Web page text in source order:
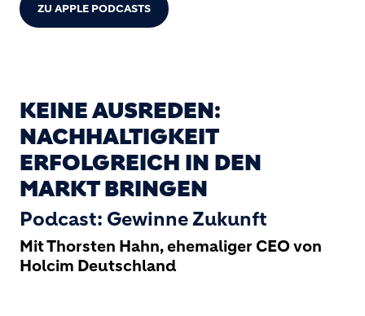
ZU APPLE PODCASTS
KEINE AUSREDEN:
NACHHALTIGKEIT
ERFOLGREICH IN DEN
MARKT BRINGEN
Podcast: Gewinne Zukunft
Mit Thorsten Hahn, ehemaliger CEO von
Holcim Deutschland